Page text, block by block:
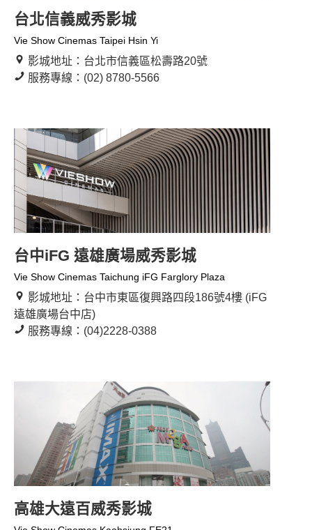
台北信義威秀影城
Vie Show Cinemas Taipei Hsin Yi
影城地址：台北市信義區松壽路20號
服務專線：(02) 8780-5566
台中iFG 遠雄廣場威秀影城
Vie Show Cinemas Taichung iFG Farglory Plaza
影城地址：台中市東區復興路四段186號4樓 (iFG
遠雄廣場台中店)
服務專線：(04)2228-0388
高雄大遠百威秀影城